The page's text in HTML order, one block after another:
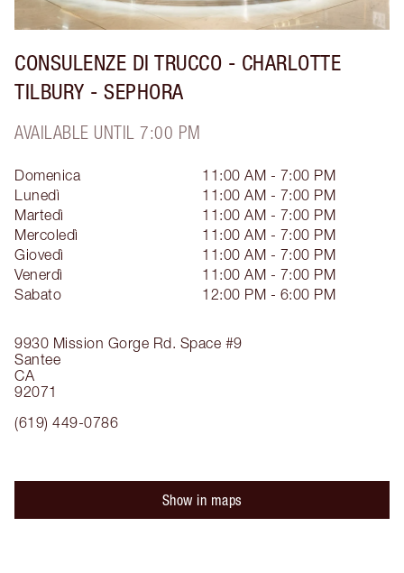
CONSULENZE DI TRUCCO - CHARLOTTE
TILBURY - SEPHORA
AVAILABLE UNTIL 7:00 PM
9930 Mission Gorge Rd. Space #9
Santee
CA
92071
(619) 449-0786
Domenica
11:00 AM - 7:00 PM
Lunedì
11:00 AM - 7:00 PM
Martedì
11:00 AM - 7:00 PM
Mercoledì
11:00 AM - 7:00 PM
Giovedì
11:00 AM - 7:00 PM
Venerdì
11:00 AM - 7:00 PM
Sabato
12:00 PM - 6:00 PM
Show in maps